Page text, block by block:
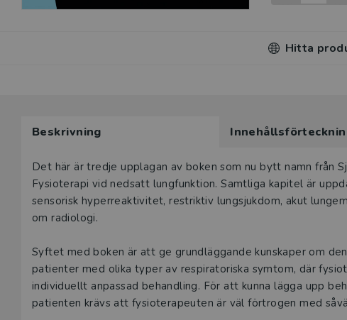
Hitta
Beskrivning
Beskrivning
Det här är tredje upplagan av boken som nu bytt namn från
Fysioterapi vid nedsatt lungfunktion. Samtliga kapitel är
sensorisk hyperreaktivitet, restriktiv lungsjukdom, akut
om radiologi.
Syftet med boken är att ge grundläggande kunskaper om
patienter med olika typer av respiratoriska symtom, där
individuellt anpassad behandling. För att kunna lägga upp
patienten krävs att fysioterapeuten är väl förtrogen med